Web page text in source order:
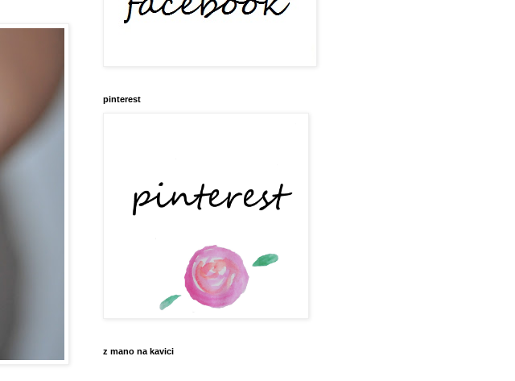
pinterest
z mano na kavici